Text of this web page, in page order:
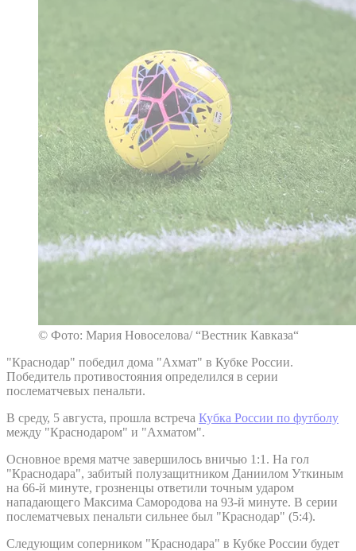
© Фото: Мария Новоселова/ “Вестник Кавказа“
"Краснодар" победил дома "Ахмат" в Кубке России.
Победитель противостояния определился в серии
послематчевых пенальти.
В среду, 5 августа, прошла встреча Кубка России по футболу
между "Краснодаром" и "Ахматом".
Основное время матче завершилось вничью 1:1. На гол
"Краснодара", забитый полузащитником Даниилом Уткиным
на 66-й минуте, грозненцы ответили точным ударом
нападающего Максима Самородова на 93-й минуте. В серии
послематчевых пенальти сильнее был "Краснодар" (5:4).
Следующим соперником "Краснодара" в Кубке России будет